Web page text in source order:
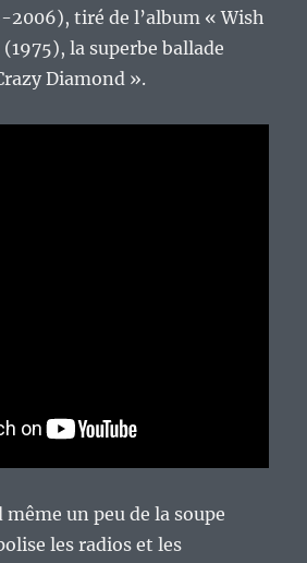
2006), tiré de l’album « Wish
la superbe ballade
Diamond ».
même un peu de la soupe
les radios et les